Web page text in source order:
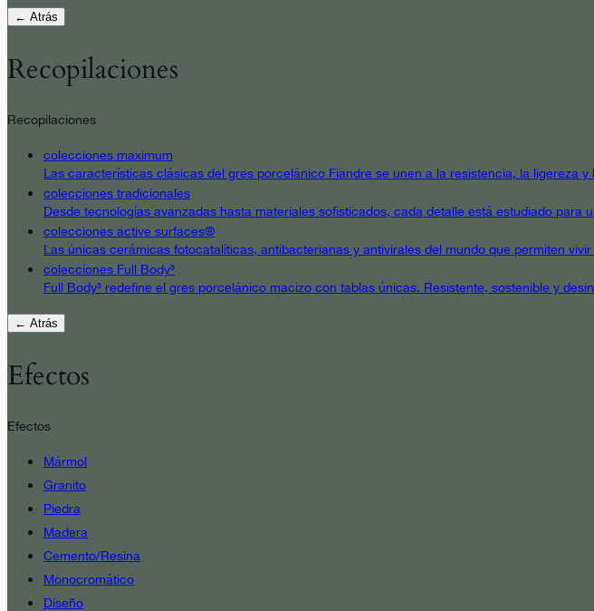
← Atrás
Recopilaciones
Recopilaciones
colecciones maximum
Las características clásicas del gres porcelánico Fiandre se unen a la resistencia, la ligereza
colecciones tradicionales
Desde tecnologías avanzadas hasta materiales sofisticados, cada detalle está estudiado para
colecciones active surfaces®
Las únicas cerámicas fotocatalíticas, antibacterianas y antivirales del mundo que permiten
colecciones Full Body³
Full Body³ redefine el gres porcelánico macizo con tablas únicas. Resistente, sostenible y
← Atrás
Efectos
Efectos
Mármol
Granito
Piedra
Madera
Cemento/Resina
Monocromático
Diseño